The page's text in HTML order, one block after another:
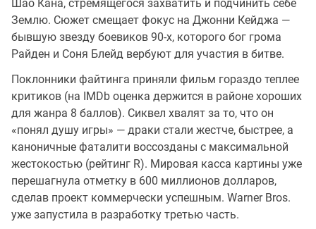
Шао Кана, стремящегося захватить и подчинить себе
Землю. Сюжет смещает фокус на Джонни Кейджа —
бывшую звезду боевиков 90-х, которого бог грома
Райден и Соня Блейд вербуют для участия в битве.
Поклонники файтинга приняли фильм гораздо теплее
критиков (на IMDb оценка держится в районе хороших
для жанра 8 баллов). Сиквел хвалят за то, что он
«понял душу игры» — драки стали жестче, быстрее, а
каноничные фаталити воссозданы с максимальной
жестокостью (рейтинг R). Мировая касса картины уже
перешагнула отметку в 600 миллионов долларов,
сделав проект коммерчески успешным. Warner Bros.
уже запустила в разработку третью часть.